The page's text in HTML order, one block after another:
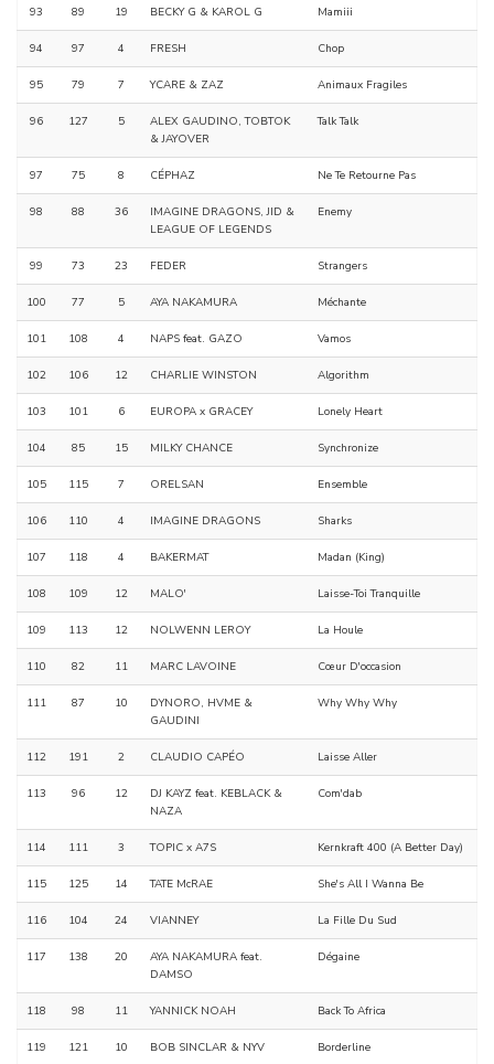
93 89 19 BECKY G & KAROL G Mamiii
94 97 4 FRESH Chop
95 79 7 YCARE & ZAZ Animaux Fragiles
96 127 5
ALEX GAUDINO, TOBTOK
& JAYOVER
Talk Talk
97 75 8 CÉPHAZ Ne Te Retourne Pas
98 88 36
IMAGINE DRAGONS, JID &
LEAGUE OF LEGENDS
Enemy
99 73 23 FEDER Strangers
100 77 5 AYA NAKAMURA Méchante
101 108 4 NAPS feat. GAZO Vamos
102 106 12 CHARLIE WINSTON Algorithm
103 101 6 EUROPA x GRACEY Lonely Heart
104 85 15 MILKY CHANCE Synchronize
105 115 7 ORELSAN Ensemble
106 110 4 IMAGINE DRAGONS Sharks
107 118 4 BAKERMAT Madan (King)
108 109 12 MALO' Laisse-Toi Tranquille
109 113 12 NOLWENN LEROY La Houle
110 82 11 MARC LAVOINE Cœur D'occasion
111 87 10
DYNORO, HVME &
GAUDINI
Why Why Why
112 191 2 CLAUDIO CAPÉO Laisse Aller
113 96 12
DJ KAYZ feat. KEBLACK &
NAZA
Com'dab
114 111 3 TOPIC x A7S Kernkraft 400 (A Better Day)
115 125 14 TATE McRAE She's All I Wanna Be
116 104 24 VIANNEY La Fille Du Sud
117 138 20
AYA NAKAMURA feat.
DAMSO
Dégaine
118 98 11 YANNICK NOAH Back To Africa
119 121 10 BOB SINCLAR & NYV Borderline